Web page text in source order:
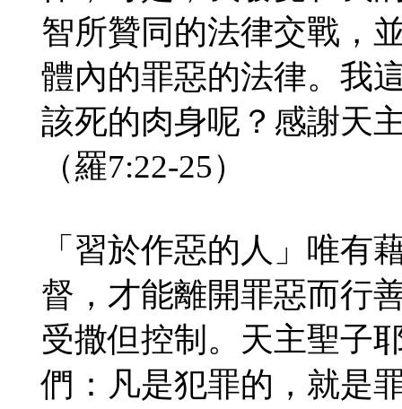
智所贊同的法律交戰，
體內的罪惡的法律。我
該死的肉身呢？感謝天
（羅7:22-25）
「習於作惡的人」唯有
督，才能離開罪惡而行
受撒但控制。天主聖子
們：凡是犯罪的，就是